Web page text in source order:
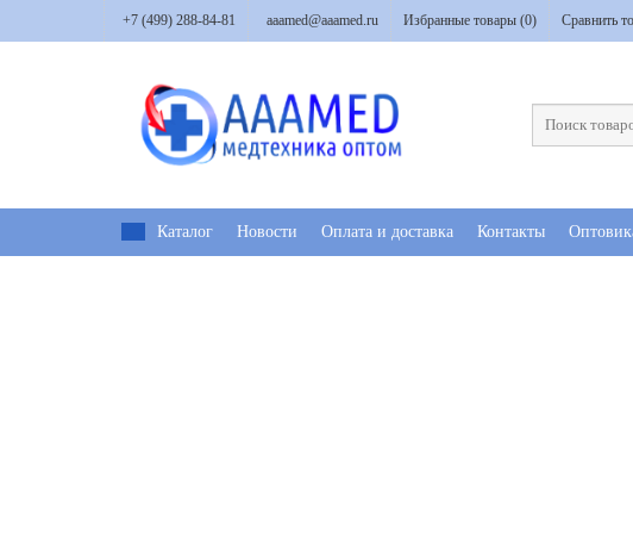
+7 (499) 288-84-81 aaamed@aaamed.ru Избранные товары (0) Сравнить
Каталог Новости Оплата и доставка Контакты